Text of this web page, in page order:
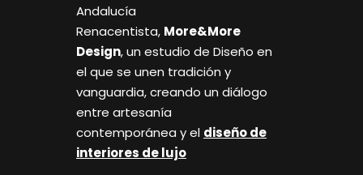
Andalucía
Renacentista, More&More
Design, un estudio de Diseño en
el que se unen tradición y
vanguardia, creando un diálogo
entre artesanía
contemporánea y el diseño de
interiores de lujo